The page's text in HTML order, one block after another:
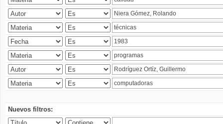
Nuevos filtros: